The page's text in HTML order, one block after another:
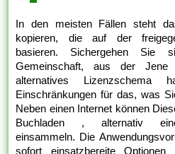
In den meisten Fällen steht
kopieren, die auf der
basieren. Sichergehen Sie
Gemeinschaft, aus der Jene
alternatives Lizenzschema
Einschränkungen für das, was
Neben einen Internet können
Buchladen , alternativ
einsammeln. Die
sofort einsatzbereite